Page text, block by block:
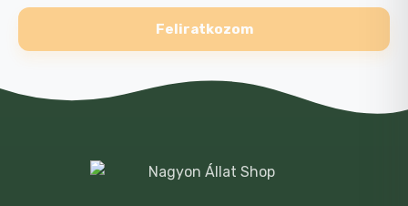
zsírok: 4 % – Nyershamu: 1,7 % – Nyersrost:
0,6 % – Nedvesség: 80,5 %.
Feliratkozom